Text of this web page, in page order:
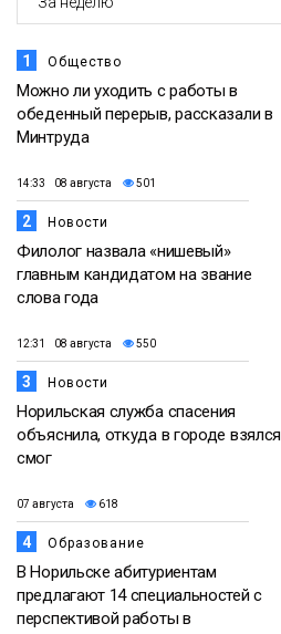
1 Общество
Можно ли уходить с работы в
обеденный перерыв, рассказали в
Минтруда
14:33 08 августа 501
2 Новости
Филолог назвала «нишевый»
главным кандидатом на звание
слова года
12:31 08 августа 550
3 Новости
Норильская служба спасения
объяснила, откуда в городе взялся
смог
07 августа 618
4 Образование
В Норильске абитуриентам
предлагают 14 специальностей с
перспективой работы в